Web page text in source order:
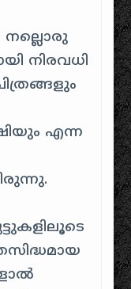
നല്ലൊരു
നിരവധി
എന്ന